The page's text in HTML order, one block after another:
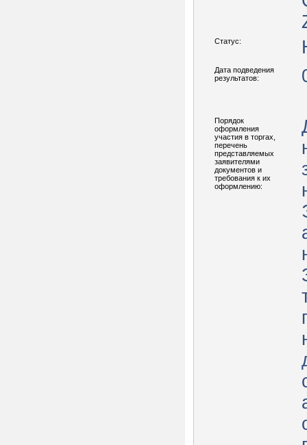
Статус:
Дата подведения
результатов:
Порядок
оформления
участия в торгах,
перечень
представляемых
заявителями
документов и
требования к их
оформлению: